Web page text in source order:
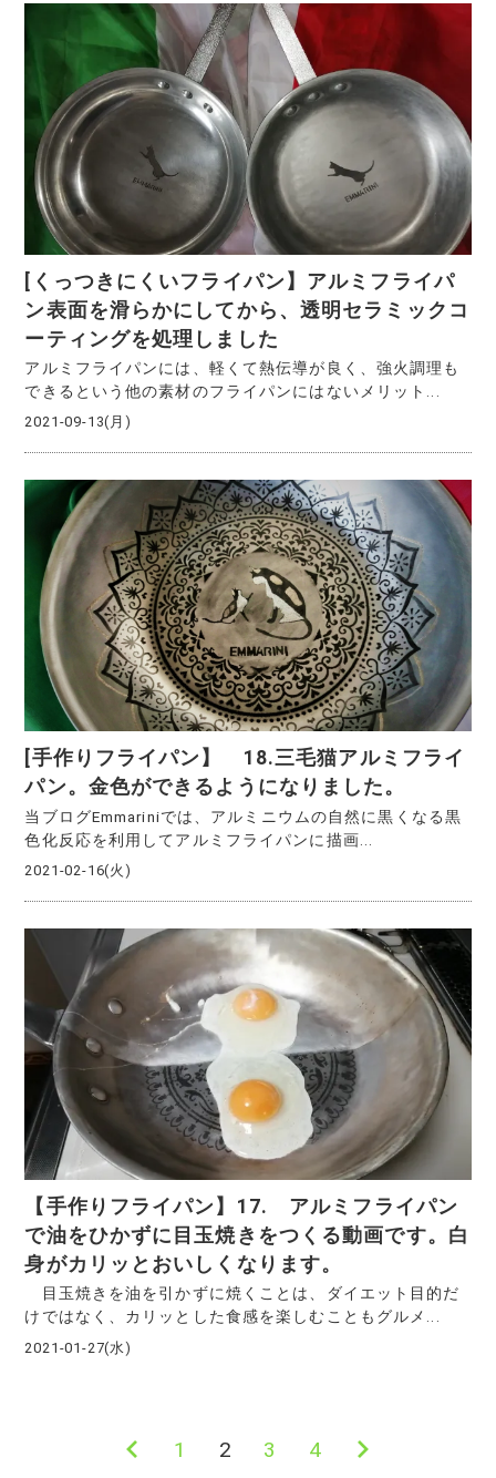
[くっつきにくいフライパン】アルミフライパ
ン表面を滑らかにしてから、透明セラミックコ
ーティングを処理しました
アルミフライパンには、軽くて熱伝導が良く、強火調理も
できるという他の素材のフライパンにはないメリット...
2021-09-13(月)
[手作りフライパン】 18.三毛猫アルミフライ
パン。金色ができるようになりました。
当ブログEmmariniでは、アルミニウムの自然に黒くなる黒
色化反応を利用してアルミフライパンに描画...
2021-02-16(火)
【手作りフライパン】17. アルミフライパン
で油をひかずに目玉焼きをつくる動画です。白
身がカリッとおいしくなります。
目玉焼きを油を引かずに焼くことは、ダイエット目的だ
けではなく、カリッとした食感を楽しむこともグルメ...
2021-01-27(水)
前1 2 3 4
次